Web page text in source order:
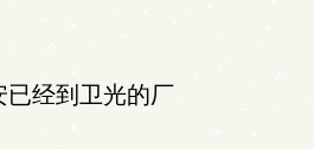
经到卫光的厂